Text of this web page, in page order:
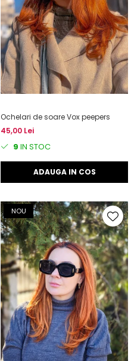
Ochelari de soare Vox peepers
45,00 Lei
9 IN STOC
ADAUGA IN COS
NOU